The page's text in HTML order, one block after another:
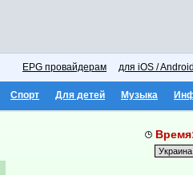
EPG провайдерам для iOS /
Спорт Для детей Музыка